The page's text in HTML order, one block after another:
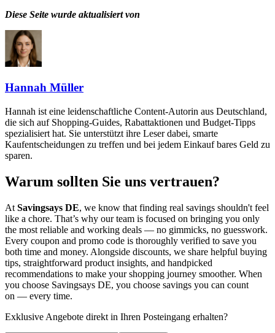
Diese Seite wurde aktualisiert von
Hannah Müller
Hannah ist eine leidenschaftliche Content-Autorin aus Deutschland,
die sich auf Shopping-Guides, Rabattaktionen und Budget-Tipps
spezialisiert hat. Sie unterstützt ihre Leser dabei, smarte
Kaufentscheidungen zu treffen und bei jedem Einkauf bares Geld zu
sparen.
Warum sollten Sie uns vertrauen?
At Savingsays DE, we know that finding real savings shouldn't feel
like a chore. That’s why our team is focused on bringing you only
the most reliable and working deals — no gimmicks, no guesswork.
Every coupon and promo code is thoroughly verified to save you
both time and money. Alongside discounts, we share helpful buying
tips, straightforward product insights, and handpicked
recommendations to make your shopping journey smoother. When
you choose Savingsays DE, you choose savings you can count
on — every time.
Exklusive Angebote direkt in Ihren Posteingang erhalten?